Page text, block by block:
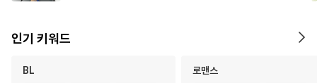
인기 키워드
BL 로맨스